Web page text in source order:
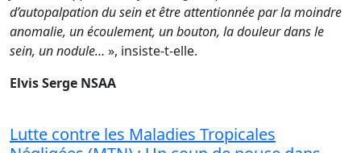
d’autopalpation du sein et être attentionnée par la moindre
anomalie, un écoulement, un bouton, la douleur dans le
sein, un nodule… », insiste-t-elle.
Elvis Serge NSAA
Lutte contre les Maladies Tropicales